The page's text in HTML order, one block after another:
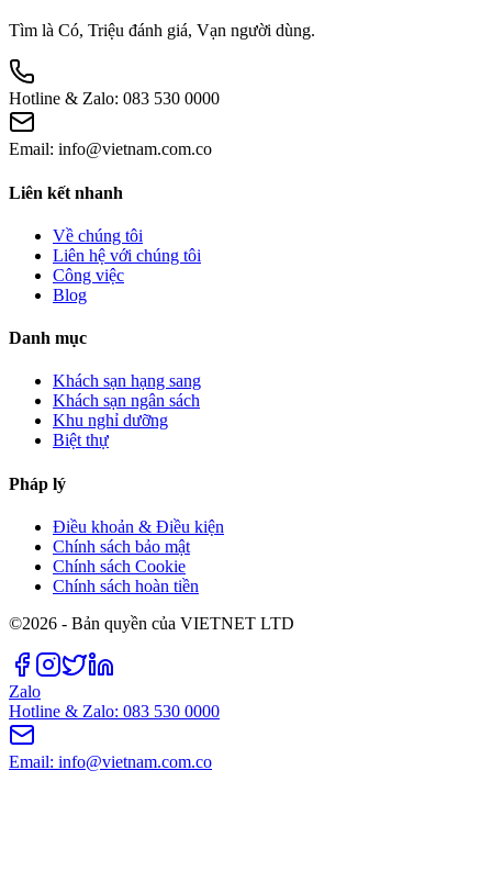
Tìm là Có, Triệu đánh giá, Vạn người dùng.
Hotline & Zalo: 083 530 0000
Email: info@vietnam.com.co
Liên kết nhanh
Về chúng tôi
Liên hệ với chúng tôi
Công việc
Blog
Danh mục
Khách sạn hạng sang
Khách sạn ngân sách
Khu nghỉ dưỡng
Biệt thự
Pháp lý
Điều khoản & Điều kiện
Chính sách bảo mật
Chính sách Cookie
Chính sách hoàn tiền
©2026 - Bản quyền của VIETNET LTD
Zalo
Hotline & Zalo: 083 530 0000
Email: info@vietnam.com.co